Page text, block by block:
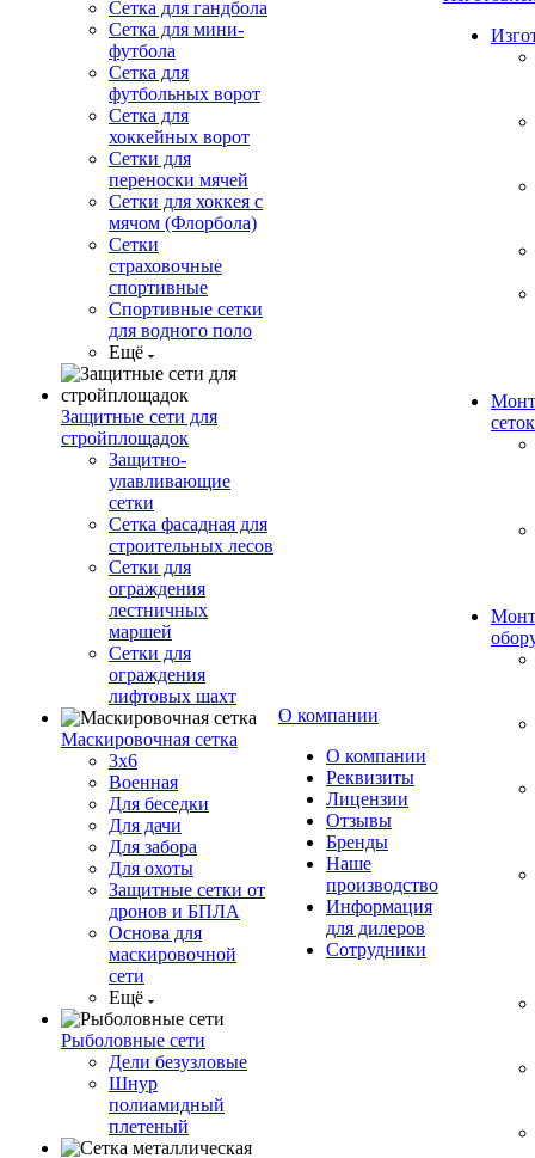
Сетка для гандбола
Сетка для мини-
футбола
Сетка для
футбольных ворот
Сетка для
хоккейных ворот
Сетки для
переноски мячей
Сетки для хоккея с
мячом (Флорбола)
Сетки
страховочные
спортивные
Спортивные сетки
для водного поло
Ещё
Защитные сети для
стройплощадок
Защитно-
улавливающие
сетки
Сетка фасадная для
строительных лесов
Сетки для
ограждения
лестничных
маршей
Сетки для
ограждения
лифтовых шахт
Маскировочная сетка
3х6
Военная
Для беседки
Для дачи
Для забора
Для охоты
Защитные сетки от
дронов и БПЛА
Основа для
маскировочной
сети
Ещё
Рыболовные сети
Дели безузловые
Шнур
полиамидный
плетеный
О компании
О компании
Реквизиты
Лицензии
Отзывы
Бренды
Наше
производство
Информация
для дилеров
Сотрудники
сеток